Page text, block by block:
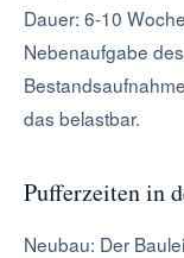
Dauer: 6-10
Nebenaufgabe
das belastbar.
Pufferzeiten in
Neubau: Der